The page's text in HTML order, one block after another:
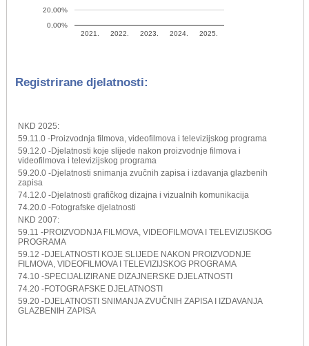
2021. 2022. 2023. 2024. 2025.
0,00%
20,00%
Registrirane djelatnosti:
NKD 2025:
59.11.0 -Proizvodnja filmova, videofilmova i televizijskog programa
59.12.0 -Djelatnosti koje slijede nakon proizvodnje filmova i
videofilmova i televizijskog programa
59.20.0 -Djelatnosti snimanja zvučnih zapisa i izdavanja glazbenih
zapisa
74.12.0 -Djelatnosti grafičkog dizajna i vizualnih komunikacija
74.20.0 -Fotografske djelatnosti
NKD 2007:
59.11 -PROIZVODNJA FILMOVA, VIDEOFILMOVA I TELEVIZIJSKOG
PROGRAMA
59.12 -DJELATNOSTI KOJE SLIJEDE NAKON PROIZVODNJE
FILMOVA, VIDEOFILMOVA I TELEVIZIJSKOG PROGRAMA
74.10 -SPECIJALIZIRANE DIZAJNERSKE DJELATNOSTI
74.20 -FOTOGRAFSKE DJELATNOSTI
59.20 -DJELATNOSTI SNIMANJA ZVUČNIH ZAPISA I IZDAVANJA
GLAZBENIH ZAPISA